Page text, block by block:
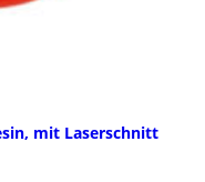
mit Laserschnitt